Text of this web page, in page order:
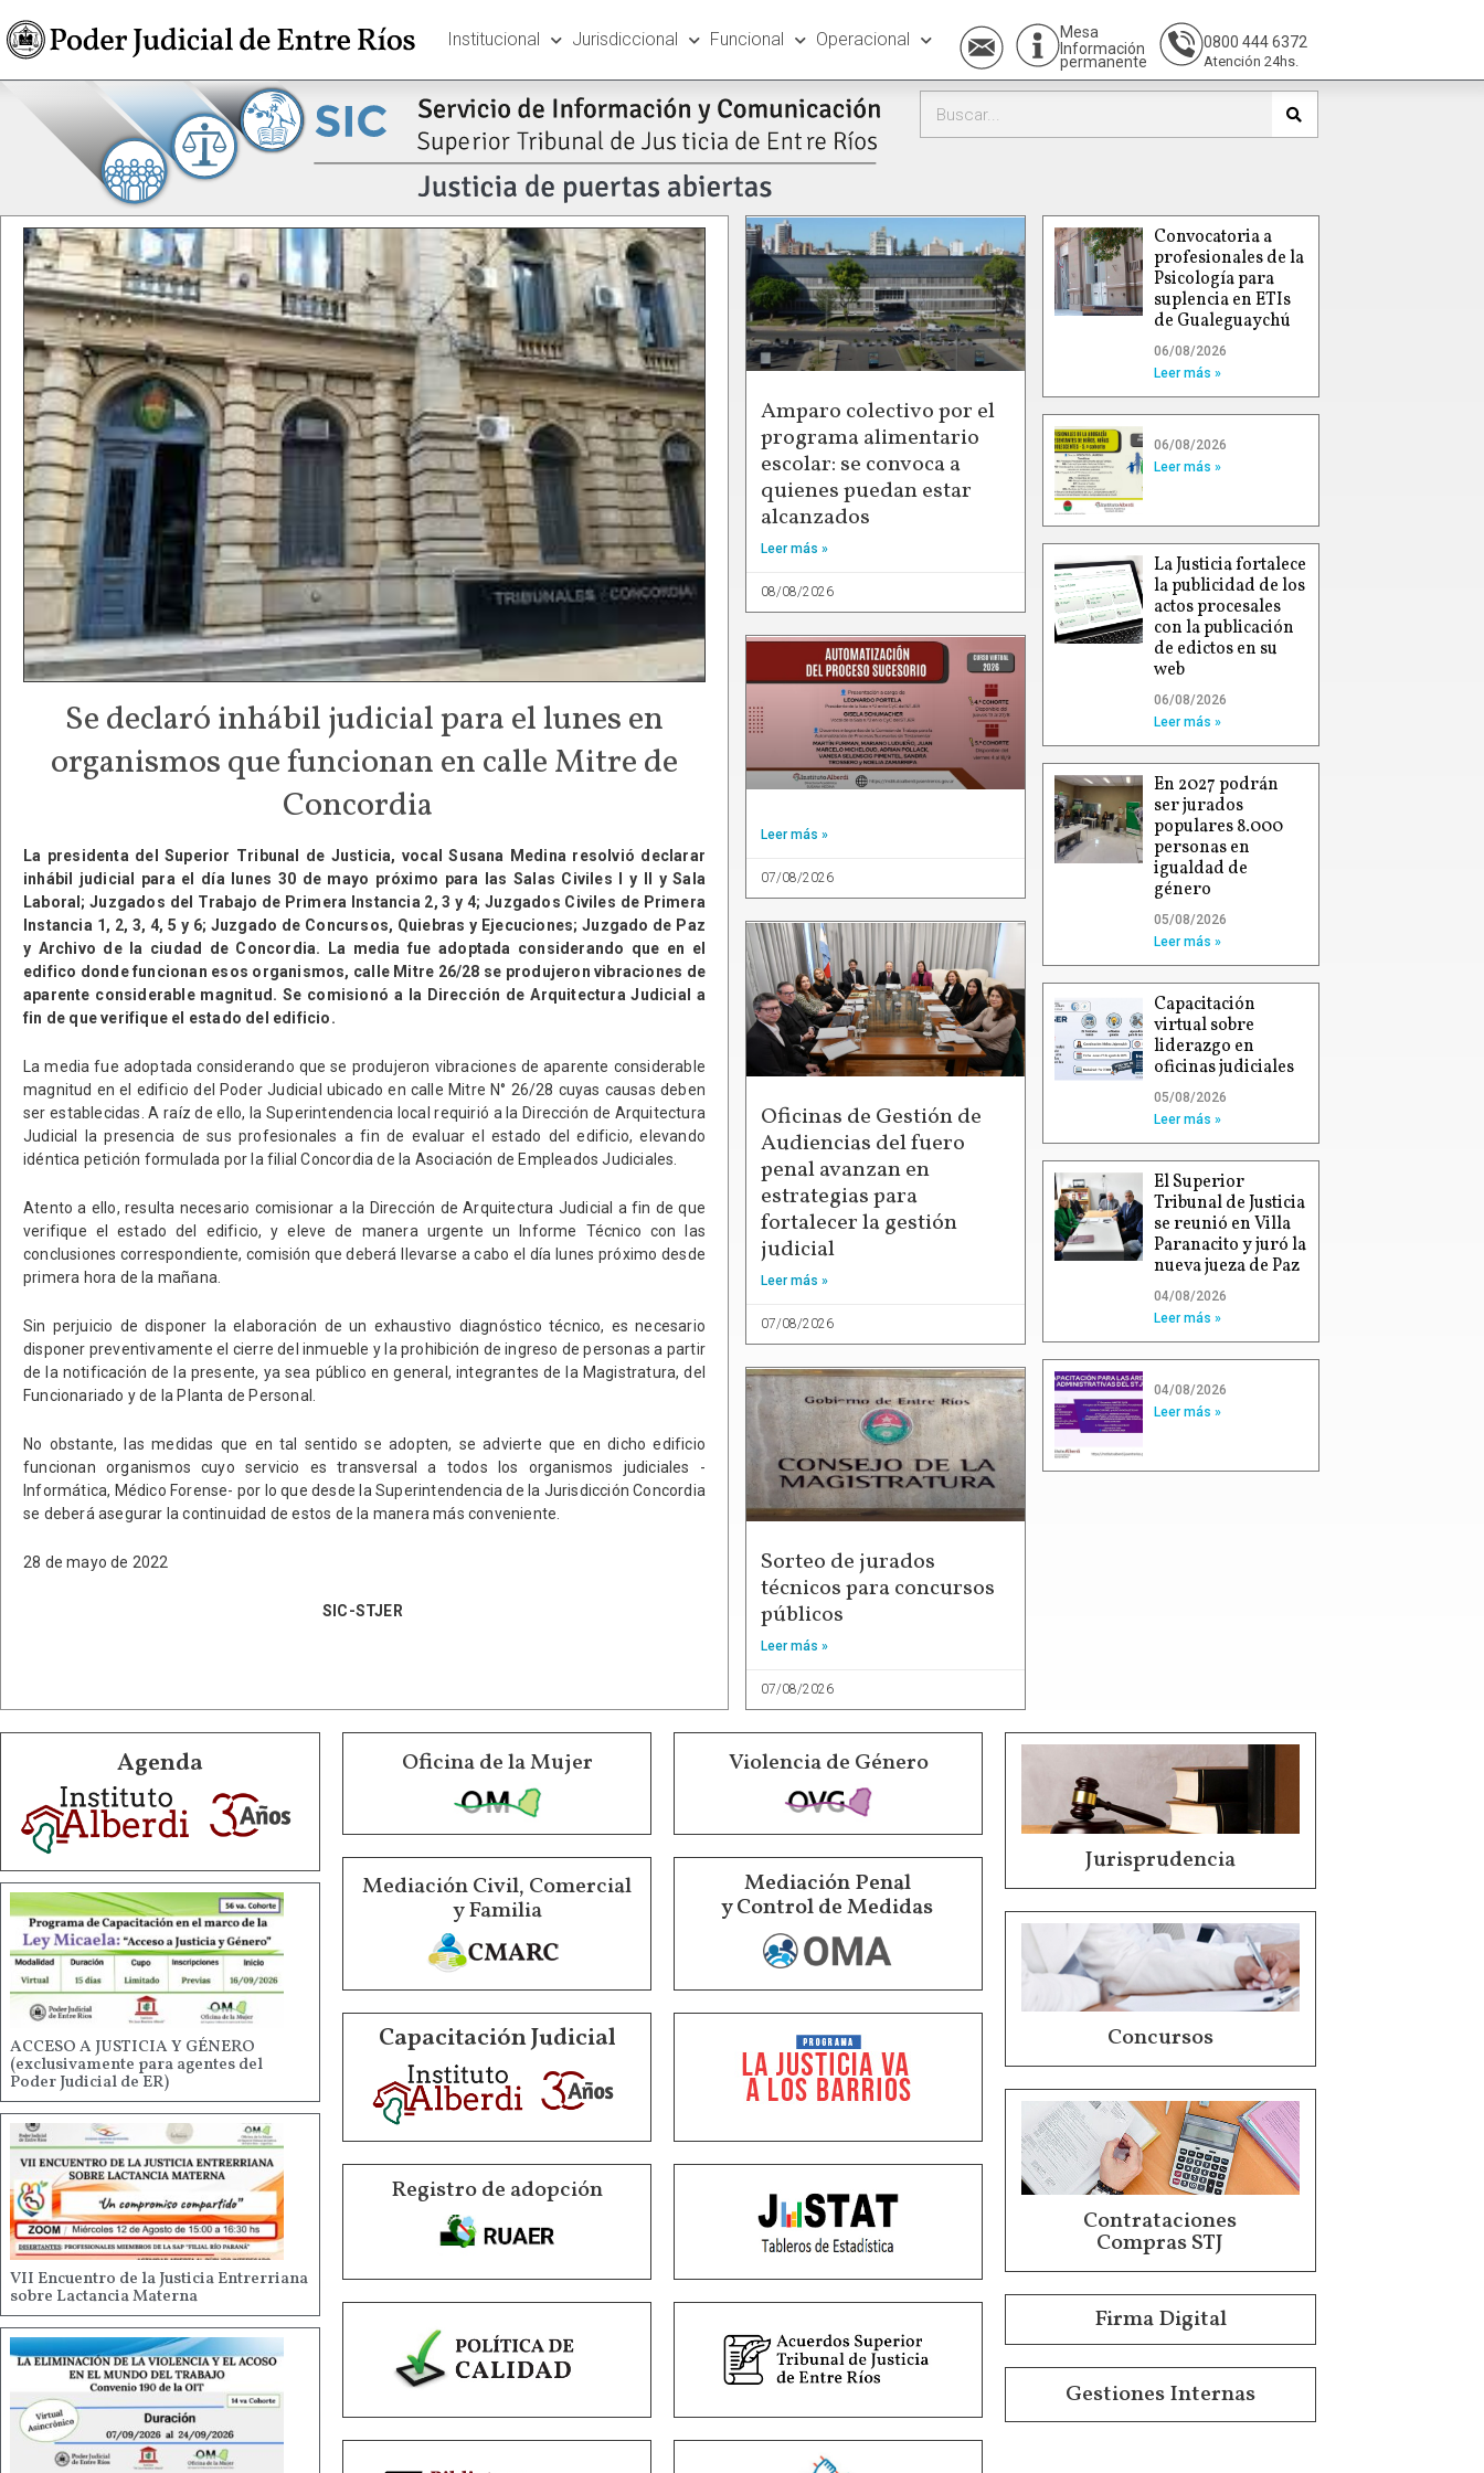
Institucional Jurisdiccional Funcional Operacional
Mesa
Información
permanente
0800 444 6372
Atención 24hs.
Se declaró inhábil judicial para el lunes en
organismos que funcionan en calle Mitre de
Concordia
La presidenta del Superior Tribunal de Justicia, vocal Susana Medina resolvió declarar
inhábil judicial para el día lunes 30 de mayo próximo para las Salas Civiles I y II y Sala
Laboral; Juzgados del Trabajo de Primera Instancia 2, 3 y 4; Juzgados Civiles de Primera
Instancia 1, 2, 3, 4, 5 y 6; Juzgado de Concursos, Quiebras y Ejecuciones; Juzgado de Paz
y Archivo de la ciudad de Concordia. La media fue adoptada considerando que en el
edifico donde funcionan esos organismos, calle Mitre 26/28 se produjeron vibraciones de
aparente considerable magnitud. Se comisionó a la Dirección de Arquitectura Judicial a
fin de que verifique el estado del edificio.
La media fue adoptada considerando que se produjeron vibraciones de aparente considerable
magnitud en el edificio del Poder Judicial ubicado en calle Mitre N° 26/28 cuyas causas deben
ser establecidas. A raíz de ello, la Superintendencia local requirió a la Dirección de Arquitectura
Judicial la presencia de sus profesionales a fin de evaluar el estado del edificio, elevando
idéntica petición formulada por la filial Concordia de la Asociación de Empleados Judiciales.
Atento a ello, resulta necesario comisionar a la Dirección de Arquitectura Judicial a fin de que
verifique el estado del edificio, y eleve de manera urgente un Informe Técnico con las
conclusiones correspondiente, comisión que deberá llevarse a cabo el día lunes próximo desde
primera hora de la mañana.
Sin perjuicio de disponer la elaboración de un exhaustivo diagnóstico técnico, es necesario
disponer preventivamente el cierre del inmueble y la prohibición de ingreso de personas a partir
de la notificación de la presente, ya sea público en general, integrantes de la Magistratura, del
Funcionariado y de la Planta de Personal.
No obstante, las medidas que en tal sentido se adopten, se advierte que en dicho edificio
funcionan organismos cuyo servicio es transversal a todos los organismos judiciales -
Informática, Médico Forense- por lo que desde la Superintendencia de la Jurisdicción Concordia
se deberá asegurar la continuidad de estos de la manera más conveniente.
28 de mayo de 2022
SIC-STJER
Amparo colectivo por el
programa alimentario
escolar: se convoca a
quienes puedan estar
alcanzados
Leer más »
08/08/2026
Leer más »
07/08/2026
Oficinas de Gestión de
Audiencias del fuero
penal avanzan en
estrategias para
fortalecer la gestión
judicial
Leer más »
07/08/2026
Sorteo de jurados
técnicos para concursos
públicos
Leer más »
07/08/2026
Convocatoria a
profesionales de la
Psicología para
suplencia en ETIs
de Gualeguaychú
06/08/2026
Leer más »
06/08/2026
Leer más »
La Justicia fortalece
la publicidad de los
actos procesales
con la publicación
de edictos en su
web
06/08/2026
Leer más »
En 2027 podrán
ser jurados
populares 8.000
personas en
igualdad de
género
05/08/2026
Leer más »
Capacitación
virtual sobre
liderazgo en
oficinas judiciales
05/08/2026
Leer más »
El Superior
Tribunal de Justicia
se reunió en Villa
Paranacito y juró la
nueva jueza de Paz
04/08/2026
Leer más »
04/08/2026
Leer más »
Agenda
ACCESO A JUSTICIA Y GÉNERO
(exclusivamente para agentes del
Poder Judicial de ER)
VII Encuentro de la Justicia Entrerriana
sobre Lactancia Materna
Oficina de la Mujer Violencia de Género
Mediación Civil, Comercial
y Familia
Mediación Penal
y Control de Medidas
Capacitación Judicial
Registro de adopción
Jurisprudencia
Concursos
Contrataciones
Compras STJ
Firma Digital
Gestiones Internas